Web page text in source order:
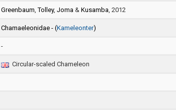
Greenbaum,Tolley, Joma& Kusamba, 2012
Chamaeleonidae - (Kameleonter)
-
Circular-scaled Chameleon